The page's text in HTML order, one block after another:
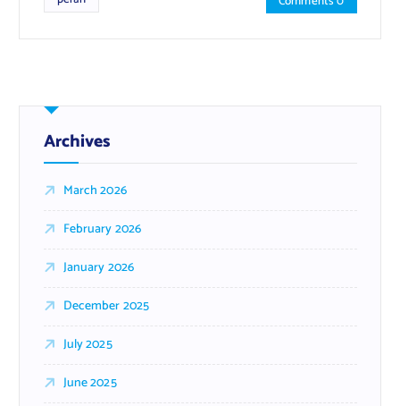
Archives
March 2026
February 2026
January 2026
December 2025
July 2025
June 2025